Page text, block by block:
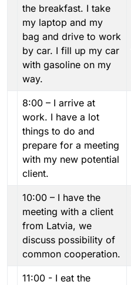
the breakfast. I take
my laptop and my
bag and drive to work
by car. I fill up my car
with gasoline on my
way.
8:00 – I arrive at
work. I have a lot
things to do and
prepare for a meeting
with my new potential
client.
10:00 – I have the
meeting with a client
from Latvia, we
discuss possibility of
common cooperation.
11:00 - I eat the